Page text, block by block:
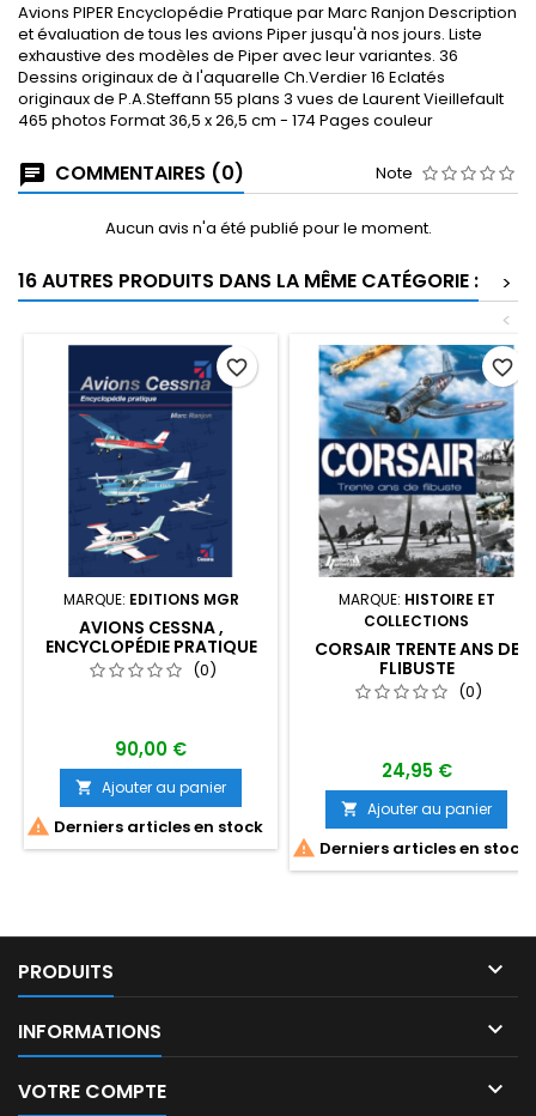
Avions PIPER Encyclopédie Pratique par Marc Ranjon Description
et évaluation de tous les avions Piper jusqu'à nos jours. Liste
exhaustive des modèles de Piper avec leur variantes. 36
Dessins originaux de à l'aquarelle Ch.Verdier 16 Eclatés
originaux de P.A.Steffann 55 plans 3 vues de Laurent Vieillefault
465 photos Format 36,5 x 26,5 cm - 174 Pages couleur
COMMENTAIRES (0) Note
Aucun avis n'a été publié pour le moment.
16 AUTRES PRODUITS DANS LA MÊME CATÉGORIE :
>
<
MARQUE: EDITIONS MGR
AVIONS CESSNA ,
ENCYCLOPÉDIE PRATIQUE
(0)
90,00 €
 Ajouter au panier
 Derniers articles en stock
favorite_border
MARQUE: HISTOIRE ET
COLLECTIONS
CORSAIR TRENTE ANS DE
FLIBUSTE
(0)
24,95 €
 Ajouter au panier
 Derniers articles en stock
favorite_border
PRODUITS 
INFORMATIONS 
VOTRE COMPTE 